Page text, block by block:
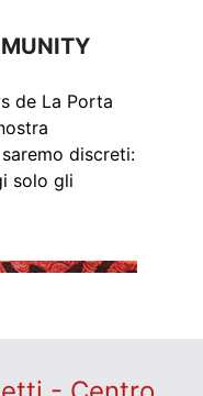
de La Porta
saremo discreti:
solo gli